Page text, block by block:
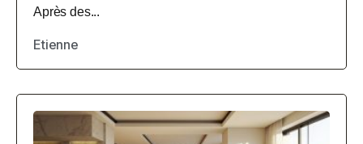
Après des...
Etienne